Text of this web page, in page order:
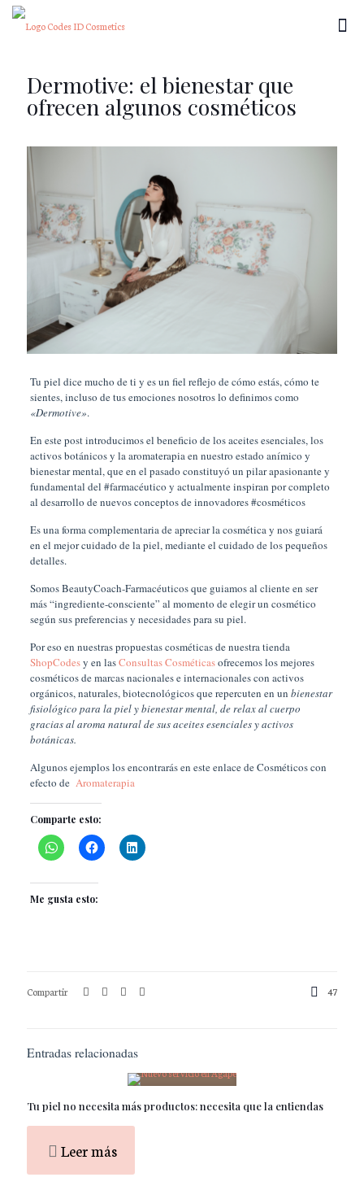
Dermotive: el bienestar que
ofrecen algunos cosméticos
Tu piel dice mucho de ti y es un fiel reflejo de cómo estás, cómo te
sientes, incluso de tus emociones nosotros lo definimos como
«Dermoti­ve».
En este post introducimos el beneficio de los aceites esenciales, los
activos botánicos y la aromaterapia en nuestro estado anímico y
bienestar mental, que en el pasado constituyó un pilar apasionante y
fundamental del #farmacéutico y actualmente inspiran por completo
al desarrollo de nuevos conceptos de innovadores #cosméticos
Es una forma complementaria de apreciar la cosmética y nos guiará
en el mejor cuidado de la piel, mediante el cuidado de los pequeños
detalles.
Somos BeautyCoach-Farmacéuticos que guiamos al cliente en ser
más “ingrediente-consciente” al momento de elegir un cosmético
según sus preferencias y necesidades para su piel.
Por eso en nuestras propuestas cosméticas de nuestra tienda
ShopCodesy en lasConsultas Cosméticasofrecemos los mejores
cosméticos de marcas nacionales e internacionales con activos
orgánicos, naturales, biotecnológicos que repercuten en un bienestar
fisiológico para la piel y bienestar mental, de relax al cuerpo
gracias al aroma natural de sus aceites esenciales y activos
botánicas.
Algunos ejemplos los encontrarás en este enlace de Cosméticos con
efecto de Aromaterapia
Comparte esto:
Me gusta esto:
Compartir 47
Entradas relacionadas
Tu piel no necesita más productos: necesita que la entiendas
Leer más